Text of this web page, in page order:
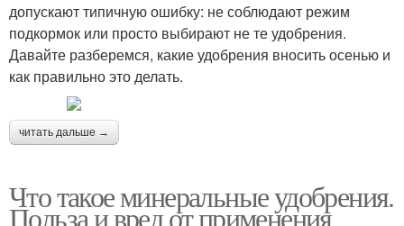
допускают типичную ошибку: не соблюдают режим
подкормок или просто выбирают не те удобрения.
Давайте разберемся, какие удобрения вносить осенью и
как правильно это делать.
читать дальше →
Что такое минеральные удобрения.
Польза и вред от применения